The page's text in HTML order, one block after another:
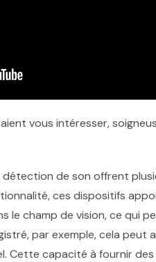
vous intéresser,
détection de son offrent
ces dispositifs
le champ de vision, ce qui
par exemple, cela
Cette capacité à fournir